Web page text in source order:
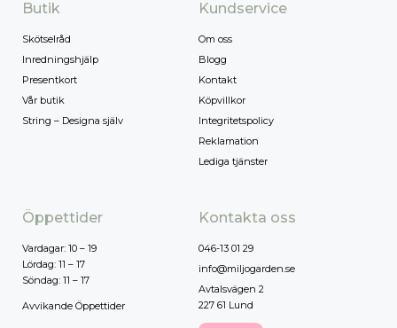
Butik
Skötselråd
Inredningshjälp
Presentkort
Vår butik
String – Designa själv
Kundservice
Om oss
Blogg
Kontakt
Köpvillkor
Integritetspolicy
Reklamation
Lediga tjänster
Öppettider
Vardagar: 10 – 19
Lördag: 11 – 17
Söndag: 11 – 17
Avvikande Öppettider
Kontakta oss
046-13 01 29
info@miljogarden.se
Avtalsvägen 2
227 61 Lund